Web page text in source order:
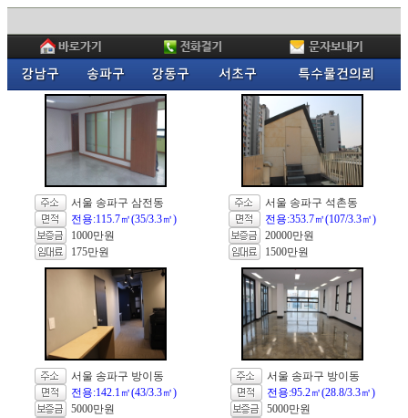
서울 송파구 삼전동
전용:115.7㎡(35/3.3㎡)
1000만원
175만원
서울 송파구 석촌동
전용:353.7㎡(107/3.3㎡)
20000만원
1500만원
서울 송파구 방이동
전용:142.1㎡(43/3.3㎡)
5000만원
서울 송파구 방이동
전용:95.2㎡(28.8/3.3㎡)
5000만원